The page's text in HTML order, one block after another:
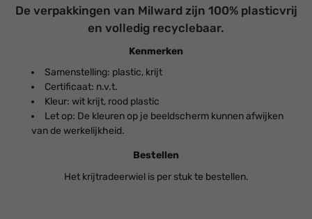
dit
Shop
bekijken
De verpakkingen van Milward zijn 100% plasticvrij
en volledig recyclebaar.
Kenmerken
Samenstelling: plastic, krijt
Certificaat: n.v.t.
Kleur: wit krijt, rood plastic
Let op: De kleuren op je beeldscherm kunnen afwijken
van de werkelijkheid.
Bestellen
Het krijtradeerwiel is per stuk te bestellen.